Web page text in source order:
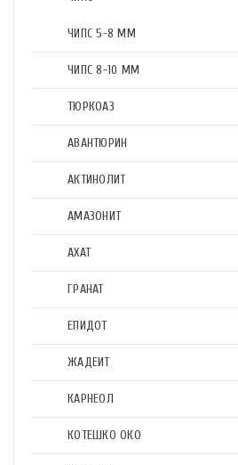
ЧИПС 5-8 ММ
ЧИПС 8-10 ММ
ТЮРКОАЗ
АВАНТЮРИН
АКТИНОЛИТ
АМАЗОНИТ
АХАТ
ГРАНАТ
ЕПИДОТ
ЖАДЕИТ
КАРНЕОЛ
КОТЕШКО ОКО